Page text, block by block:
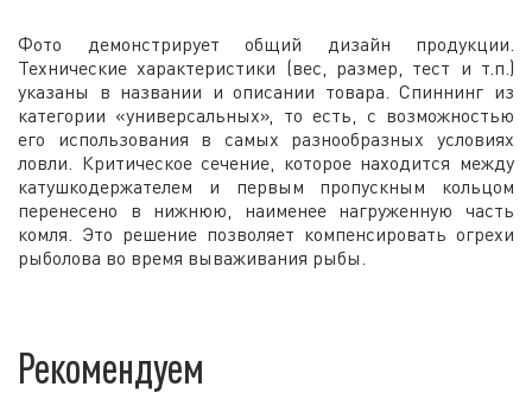
Фото демонстрирует общий дизайн продукции.
Технические характеристики (вес, размер, тест и т.п.)
указаны в названии и описании товара. Спиннинг из
категории «универсальных», то есть, с возможностью
его использования в самых разнообразных условиях
ловли. Критическое сечение, которое находится между
катушкодержателем и первым пропускным кольцом
перенесено в нижнюю, наименее нагруженную часть
комля. Это решение позволяет компенсировать огрехи
рыболова во время вываживания рыбы.
Рекомендуем